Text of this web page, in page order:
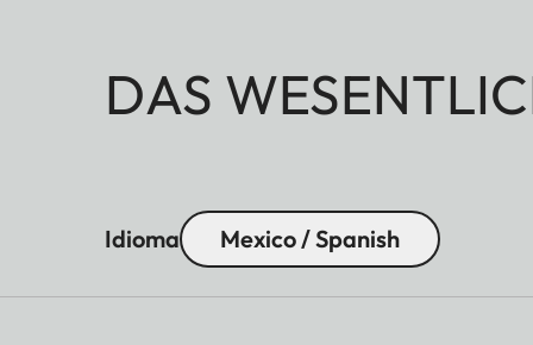
DAS
Idioma Mexico / Spanish